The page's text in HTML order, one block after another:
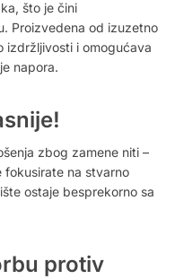
što je čini
Proizvedena od izuzetno
izdržljivosti i omogućava
napora.
zbog zamene niti –
fokusirate na stvarno
ostaje besprekorno sa
protiv